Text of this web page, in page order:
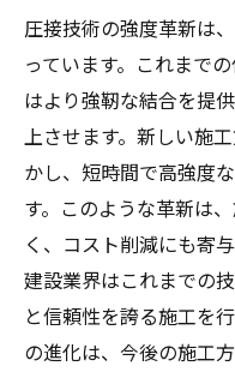
圧接技術の強度革新は
っています。これまで
はより強靭な結合を提
上させます。新しい施
かし、短時間で高強度
す。このような革新は
く、コスト削減にも寄
建設業界はこれまでの
と信頼性を誇る施工を
の進化は、今後の施工